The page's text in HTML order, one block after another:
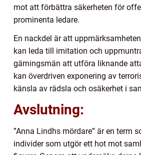
mot att förbättra säkerheten för
prominenta ledare.
En nackdel är att
kan leda till imitation och
gärningsmän att utföra liknande
kan överdriven exponering av
känsla av rädsla och osäkerhet i
Avslutning:
”Anna Lindhs mördare” är en term
individer som utgör ett hot mot